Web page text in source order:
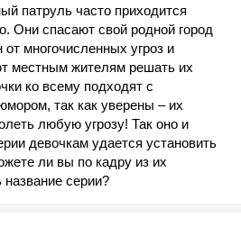
патруль часто приходится
Они спасают свой родной город
многочисленных угроз и
местным жителям решать их
ко всему подходят с
так как уверены – их
любую угрозу! Так оно и
девочкам удается установить
ли вы по кадру из их
серии?